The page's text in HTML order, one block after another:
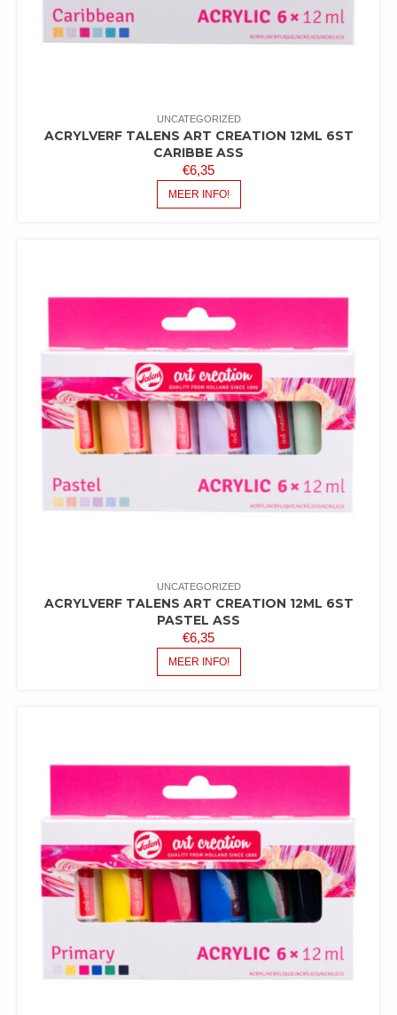
UNCATEGORIZED
ACRYLVERF TALENS ART CREATION 12ML 6ST
CARIBBE ASS
€6,35
MEER INFO!
UNCATEGORIZED
ACRYLVERF TALENS ART CREATION 12ML 6ST
PASTEL ASS
€6,35
MEER INFO!